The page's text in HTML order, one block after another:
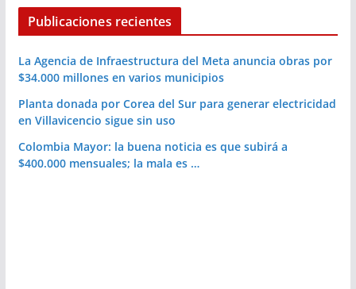
Publicaciones recientes
La Agencia de Infraestructura del Meta anuncia obras por
$34.000 millones en varios municipios
Planta donada por Corea del Sur para generar electricidad
en Villavicencio sigue sin uso
Colombia Mayor: la buena noticia es que subirá a
$400.000 mensuales; la mala es …